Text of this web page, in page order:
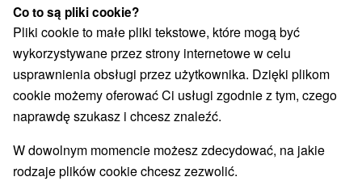
Przejdź do lokalizacji
O URZĄDZENIA SPRZĘT
Co to są pliki cookie?
Pliki cookie to małe pliki tekstowe, które mogą być
wykorzystywane przez strony internetowe w celu
usprawnienia obsługi przez użytkownika. Dzięki plikom
cookie możemy oferować Ci usługi zgodnie z tym, czego
naprawdę szukasz i chcesz znaleźć.
W dowolnym momencie możesz zdecydować, na jakie
rodzaje plików cookie chcesz zezwolić.